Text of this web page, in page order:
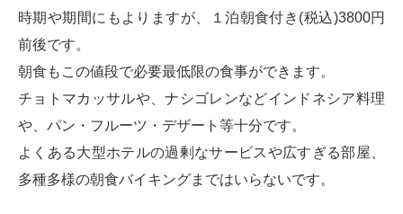
時期や期間にもよりますが、１泊朝食付き(税込)3800円
前後です。
朝食もこの値段で必要最低限の食事ができます。
チョトマカッサルや、ナシゴレンなどインドネシア料理
や、パン・フルーツ・デザート等十分です。
よくある大型ホテルの過剰なサービスや広すぎる部屋、
多種多様の朝食バイキングまではいらないです。